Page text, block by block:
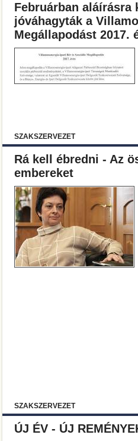
Februárban
jóváhagyták a
Megállapodást 2017.
SZAKSZERVEZET
Rá kell ébredni - Az
embereket
SZAKSZERVEZET
ÚJ ÉV - ÚJ